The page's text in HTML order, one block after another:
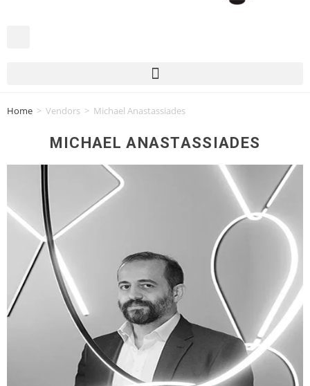
Home > Vendors > Michael Anastassiades
MICHAEL ANASTASSIADES